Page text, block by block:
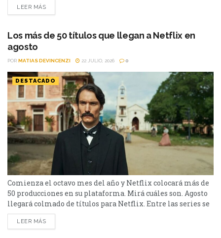
un thriller español cargado de tensión y conspiraciones,
película de terror psicológico y el esperado regreso de...
LEER MÁS
Los más de 50 títulos que llegan a Netflix en
agosto
POR MATIAS DEVINCENZI 22 JULIO, 2026 0
DESTACADO
Comienza el octavo mes del año y Netflix colocará más de
50 producciones en su plataforma. Mirá cuáles son. Agosto
llegará colmado de títulos para Netflix. Entre las series se
destacan: Moria y la segunda parte de Cien Años de
Soledad, además de Toda la verdad de mis mentiras. Como
LEER MÁS